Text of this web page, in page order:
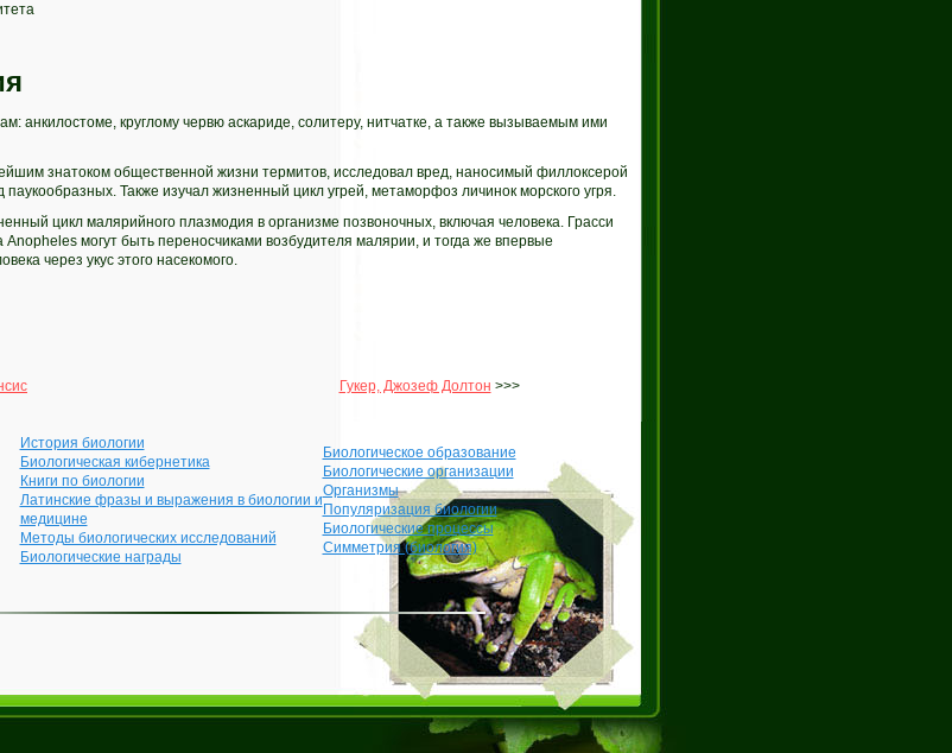
анкилостоме, круглому червю аскариде, солитеру, нитчатке, а также вызываемым ими
знатоком общественной жизни термитов, исследовал вред, наносимый филлоксерой
Также изучал жизненный цикл угрей, метаморфоз личинок морского угря.
цикл малярийного плазмодия в организме позвоночных, включая человека. Грасси
могут быть переносчиками возбудителя малярии, и тогда же впервые
через укус этого насекомого.
Гукер, Джозеф Долтон >>>
История биологии
Биологическая кибернетика
Книги по биологии
Латинские фразы и выражения в биологии и
медицине
Методы биологических исследований
Биологические награды
Биологическое образование
Биологические организации
Организмы
Популяризация биологии
Биологические процессы
Симметрия (биология)